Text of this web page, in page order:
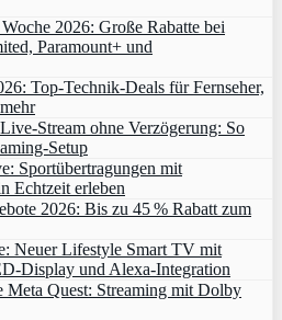
2026: Große Rabatte bei
Paramount+ und
Top-Technik-Deals für Fernseher,
Stream ohne Verzögerung: So
Setup
Sportübertragungen mit
Echtzeit erleben
2026: Bis zu 45 % Rabatt zum
Neuer Lifestyle Smart TV mit
und Alexa‑Integration
Quest: Streaming mit Dolby